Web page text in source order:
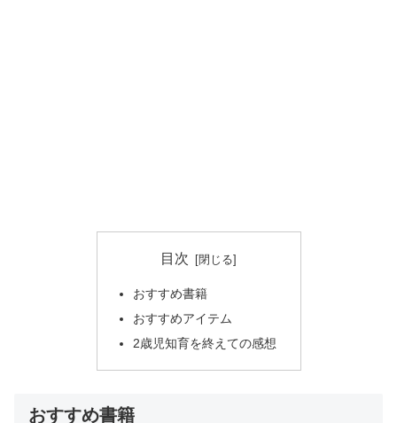
目次
おすすめ書籍
おすすめアイテム
2歳児知育を終えての感想
おすすめ書籍